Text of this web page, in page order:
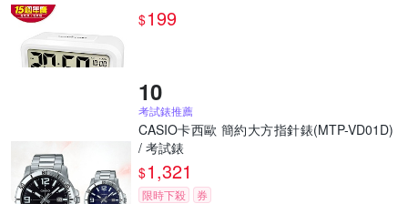
$199
考試錶推薦
CASIO卡西歐 簡約大方指針錶(MTP-VD01D)
/ 考試錶
$1,321
限時下殺 券